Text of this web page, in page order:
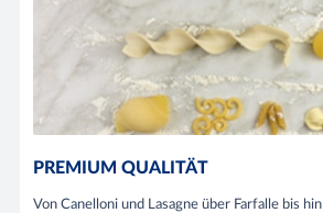
PREMIUM QUALITÄT
Von Canelloni und Lasagne über Farfalle bis